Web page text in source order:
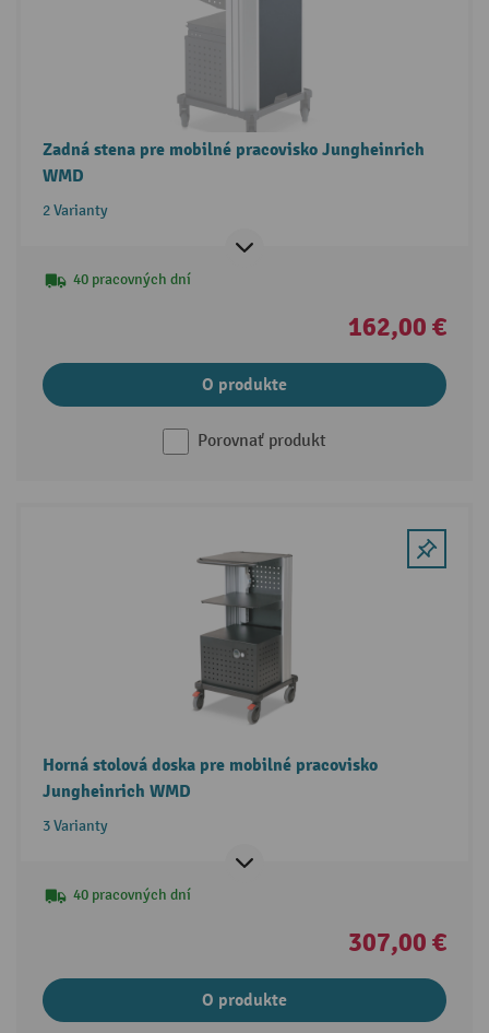
Zadná stena pre mobilné pracovisko Jungheinrich
WMD
2 Varianty
40 pracovných dní
162,00 €
O produkte
Porovnať produkt
Horná stolová doska pre mobilné pracovisko
Jungheinrich WMD
3 Varianty
40 pracovných dní
307,00 €
O produkte